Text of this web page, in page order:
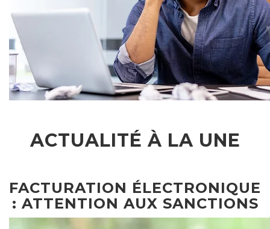
ACTUALITÉ À LA UNE
FACTURATION ÉLECTRONIQUE
: ATTENTION AUX SANCTIONS